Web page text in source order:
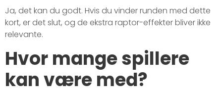
Ja, det kan du godt. Hvis du vinder runden med dette
kort, er det slut, og de ekstra raptor-effekter bliver ikke
relevante.
Hvor mange spillere
kan være med?